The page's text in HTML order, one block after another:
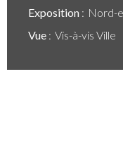
Exposition
Nord-
Vue
Vis-à-vis Ville